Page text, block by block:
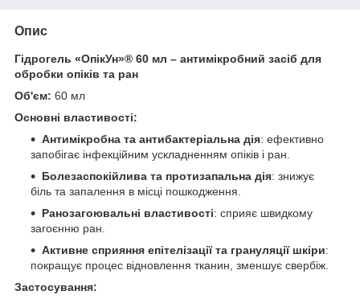
Опис
Гідрогель «ОпікУн»® 60 мл – антимікробний засіб для
обробки опіків та ран
Об'єм: 60 мл
Основні властивості:
Антимікробна та антибактеріальна дія: ефективно
запобігає інфекційним ускладненням опіків і ран.
Болезаспокійлива та протизапальна дія: знижує
біль та запалення в місці пошкодження.
Ранозагоювальні властивості: сприяє швидкому
загоєнню ран.
Активне сприяння епітелізації та грануляції шкіри:
покращує процес відновлення тканин, зменшує свербіж.
Застосування: